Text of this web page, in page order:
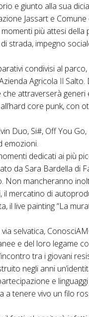
e giunto alla sua
Jassart e
più attesi della
strada, impegno
condivisi al
Agricola Il
attraverserà
core punk, con
Duo, Si#, Off You
emozioni.
dedicati ai più
da Sara Bardella di
mancheranno
mercatino di
il live painting “La
selvatica,
e del loro legame
tra i giovani
negli anni
e
a tenere vivo un filo